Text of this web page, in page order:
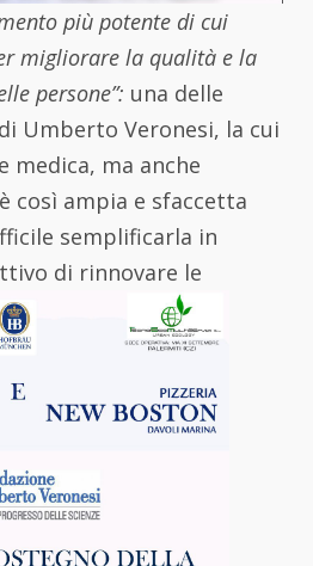
più potente di cui
migliorare la qualità e la
persone”: una delle
Umberto Veronesi, la cui
medica, ma anche
così ampia e sfaccetta
semplificarla in
di rinnovare le